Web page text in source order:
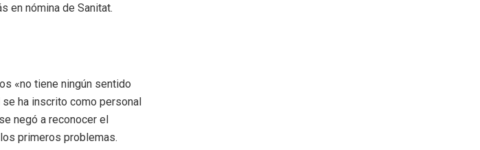
en nómina de Sanitat.
«no tiene ningún sentido
ha inscrito como personal
negó a reconocer el
primeros problemas.